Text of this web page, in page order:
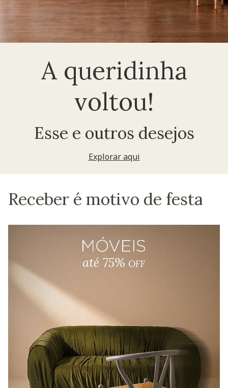
A queridinha
voltou!
Esse e outros desejos
Explorar aqui
Receber é motivo de festa